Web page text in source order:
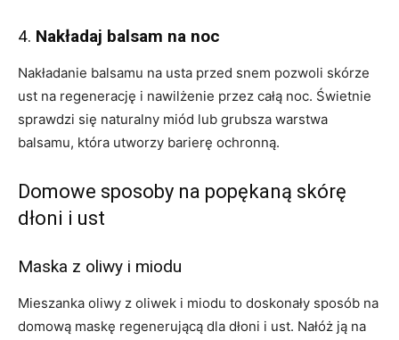
4. Nakładaj balsam na noc
Nakładanie balsamu na usta przed snem pozwoli skórze
ust na regenerację i nawilżenie przez całą noc. Świetnie
sprawdzi się naturalny miód lub grubsza warstwa
balsamu, która utworzy barierę ochronną.
Domowe sposoby na popękaną skórę
dłoni i ust
Maska z oliwy i miodu
Mieszanka oliwy z oliwek i miodu to doskonały sposób na
domową maskę regenerującą dla dłoni i ust. Nałóż ją na